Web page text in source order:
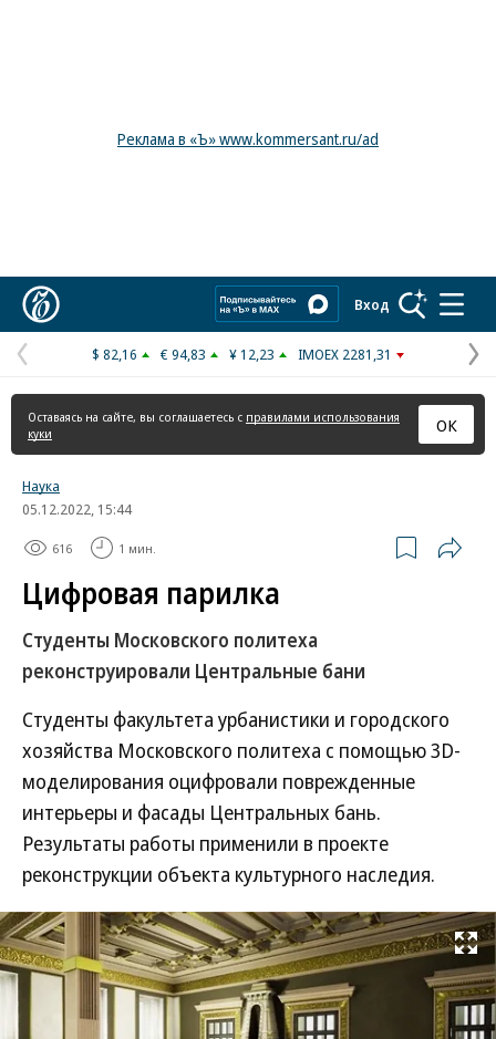
Реклама в «Ъ» www.kommersant.ru/ad
Вход
Предыдущая
страница
$ 82,16 € 94,83 ¥ 12,23 IMOEX 2281,31
Оставаясь на сайте, вы соглашаетесь с правилами использования
куки
ОК
Наука
05.12.2022, 15:44
616 1 мин.
Цифровая парилка
Студенты Московского политеха
реконструировали Центральные бани
Студенты факультета урбанистики и городского
хозяйства Московского политеха с помощью 3D-
моделирования оцифровали поврежденные
интерьеры и фасады Центральных бань.
Результаты работы применили в проекте
реконструкции объекта культурного наследия.
Развернуть